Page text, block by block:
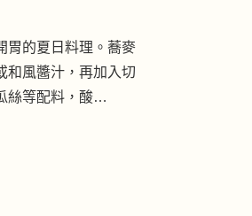
胃的夏日料理。蕎麥
和風醬汁，再加入切
絲等配料，酸…